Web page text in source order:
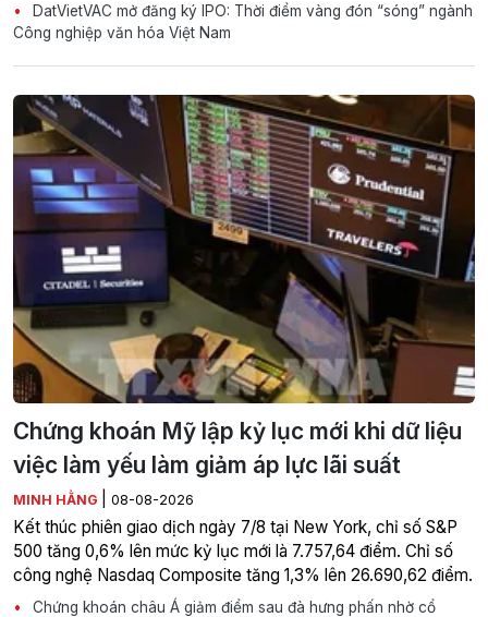
DatVietVAC mở đăng ký IPO: Thời điểm vàng đón “sóng” ngành
Công nghiệp văn hóa Việt Nam
Chứng khoán Mỹ lập kỷ lục mới khi dữ liệu
việc làm yếu làm giảm áp lực lãi suất
MINH HẰNG 08-08-2026
Kết thúc phiên giao dịch ngày 7/8 tại New York, chỉ số S&P
500 tăng 0,6% lên mức kỷ lục mới là 7.757,64 điểm. Chỉ số
công nghệ Nasdaq Composite tăng 1,3% lên 26.690,62 điểm.
Chứng khoán châu Á giảm điểm sau đà hưng phấn nhờ cổ